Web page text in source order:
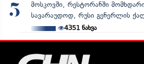
5
მოსკოვში, რესტორანში
სავარაუდოდ, რუსი გენერლის
4351ნახვა